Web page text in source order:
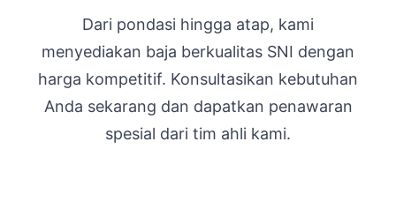
Dari pondasi hingga atap, kami
menyediakan baja berkualitas SNI dengan
harga kompetitif. Konsultasikan kebutuhan
Anda sekarang dan dapatkan penawaran
spesial dari tim ahli kami.